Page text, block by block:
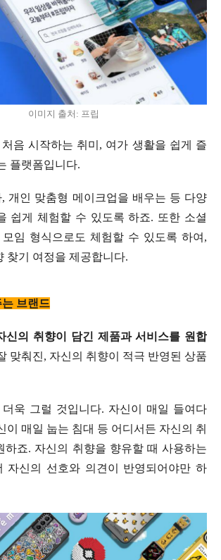
이미지 출처: 프립
음 시작하는 취미, 여가 생활을 쉽게 즐
플랫폼입니다.
개인 맞춤형 메이크업을 배우는 등 다양
쉽게 체험할 수 있도록 하죠. 또한 소셜
임 형식으로도 체험할 수 있도록 하여,
찾기 여정을 제공합니다.
브랜드
신의 취향이 담긴 제품과 서비스를 원합
맞춰진, 자신의 취향이 적극 반영된 상품
더욱 그럴 것입니다. 자신이 매일 들여다
이 매일 눕는 침대 등 어디서든 자신의 취
하죠. 자신의 취향을 향유할 때 사용하는
자신의 선호와 의견이 반영되어야만 하